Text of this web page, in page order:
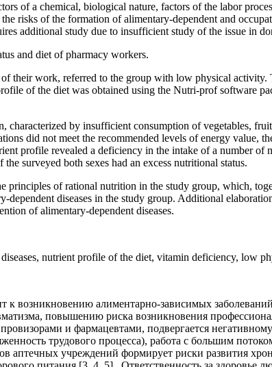
of a chemical, biological nature, factors of the labor
risks of the formation of alimentary-dependent and
additional study due to insufficient study of the issue in
and diet of pharmacy workers.
their work, referred to the group with low physical activity.
of the diet was obtained using the Nutri-prof software
by insufficient consumption of vegetables,
did not meet the recommended levels of energy value,
profile revealed a deficiency in the intake of a number
surveyed both sexes had an excess nutritional status.
principles of rational nutrition in the study group, which,
diseases in the study group. Additional
of alimentary-dependent diseases.
nutrient profile of the diet, vitamin deficiency, low
возникновению алиментарно-зависимых
повышению риска возникновения
и фармацевтами, подвергается
трудового процесса), работа с большим
аптечных учреждений формирует риски развития